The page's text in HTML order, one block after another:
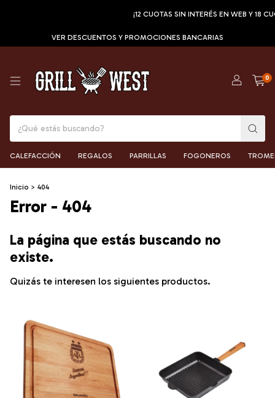
¡12 CUOTAS SIN INTERÉS EN WEB Y 18
VER DESCUENTOS Y PROMOCIONES BANCARIAS
0
CALEFACCIÓN REGALOS PARRILLAS FOGONEROS
Inicio > 404
Error - 404
La página que estás buscando no
existe.
Quizás te interesen los siguientes productos.